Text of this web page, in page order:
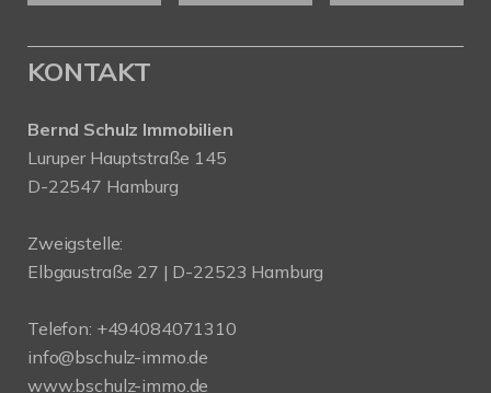
KONTAKT
Bernd Schulz Immobilien
Luruper Hauptstraße 145
D-22547 Hamburg
Zweigstelle:
Elbgaustraße 27 | D-22523 Hamburg
Telefon: +494084071310
info@bschulz-immo.de
www.bschulz-immo.de